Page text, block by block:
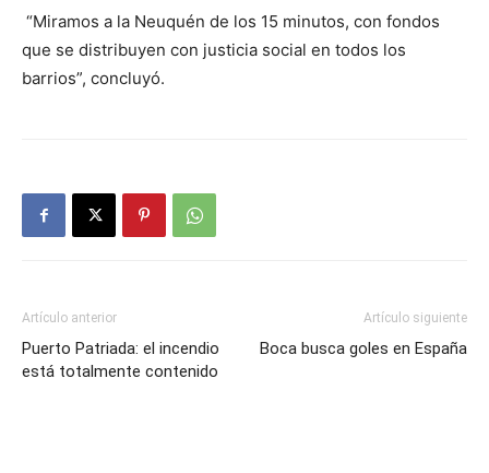
“Miramos a la Neuquén de los 15 minutos, con fondos
que se distribuyen con justicia social en todos los
barrios”, concluyó.
Artículo anterior
Puerto Patriada: el incendio
está totalmente contenido
Artículo siguiente
Boca busca goles en España